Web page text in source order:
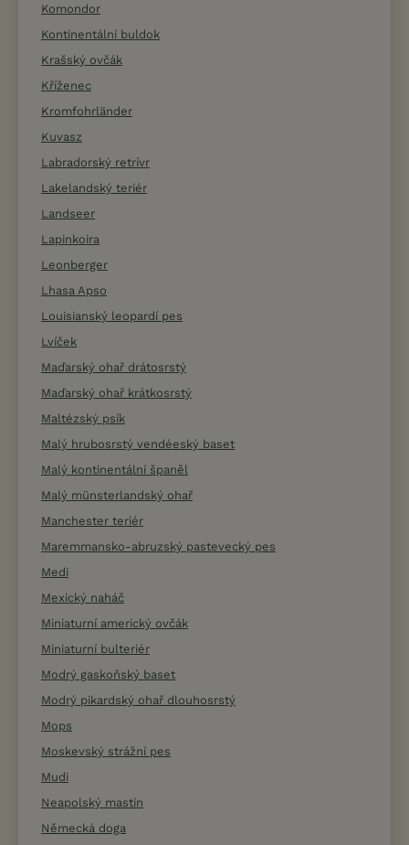
Komondor
Kontinentální buldok
Krašský ovčák
Kříženec
Kromfohrländer
Kuvasz
Labradorský retrívr
Lakelandský teriér
Landseer
Lapinkoira
Leonberger
Lhasa Apso
Louisianský leopardí pes
Lvíček
Maďarský ohař drátosrstý
Maďarský ohař krátkosrstý
Maltézský psík
Malý hrubosrstý vendéeský baset
Malý kontinentální španěl
Malý münsterlandský ohař
Manchester teriér
Maremmansko-abruzský pastevecký pes
Medi
Mexický naháč
Miniaturní americký ovčák
Miniaturní bulteriér
Modrý gaskoňský baset
Modrý pikardský ohař dlouhosrstý
Mops
Moskevský strážní pes
Mudi
Neapolský mastin
Německá doga